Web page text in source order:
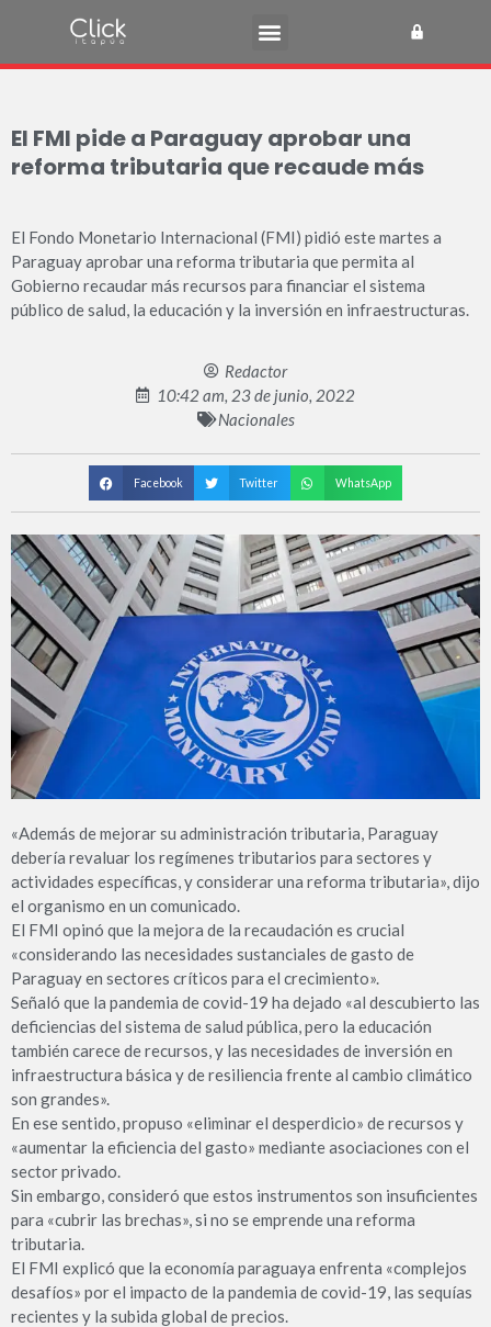
El FMI pide a Paraguay aprobar una
reforma tributaria que recaude más
El Fondo Monetario Internacional (FMI) pidió este martes a
Paraguay aprobar una reforma tributaria que permita al
Gobierno recaudar más recursos para financiar el sistema
público de salud, la educación y la inversión en infraestructuras.
Redactor
10:42 am, 23 de junio, 2022
Nacionales
Facebook Twitter WhatsApp
«Además de mejorar su administración tributaria, Paraguay
debería revaluar los regímenes tributarios para sectores y
actividades específicas, y considerar una reforma tributaria», dijo
el organismo en un comunicado.
El FMI opinó que la mejora de la recaudación es crucial
«considerando las necesidades sustanciales de gasto de
Paraguay en sectores críticos para el crecimiento».
Señaló que la pandemia de covid-19 ha dejado «al descubierto las
deficiencias del sistema de salud pública, pero la educación
también carece de recursos, y las necesidades de inversión en
infraestructura básica y de resiliencia frente al cambio climático
son grandes».
En ese sentido, propuso «eliminar el desperdicio» de recursos y
«aumentar la eficiencia del gasto» mediante asociaciones con el
sector privado.
Sin embargo, consideró que estos instrumentos son insuficientes
para «cubrir las brechas», si no se emprende una reforma
tributaria.
El FMI explicó que la economía paraguaya enfrenta «complejos
desafíos» por el impacto de la pandemia de covid-19, las sequías
recientes y la subida global de precios.